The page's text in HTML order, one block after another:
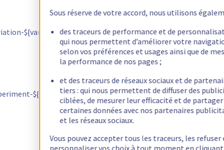
${variationId} Kameleoon
Gestion de
l'assignation
de variante
dans le cadre
des tests
${experimentId} Kameleoon
l'assignation
de variante
dans le cadre
des tests
équipes projets
Sous réserve de votre accord, nous utilisons
des traceurs de performance et de
qui nous permettent d’améliorer votre
selon vos préférences et usages ainsi que de
la performance de nos pages ;
et des traceurs de réseaux sociaux et de
tiers : qui nous permettent de diffuser des
ciblées, de mesurer leur efficacité et de partager
certaines données avec nos partenaires
et les réseaux sociaux.
Vous pouvez accepter tous les traceurs, les refuser
personnaliser vos choix à tout moment en